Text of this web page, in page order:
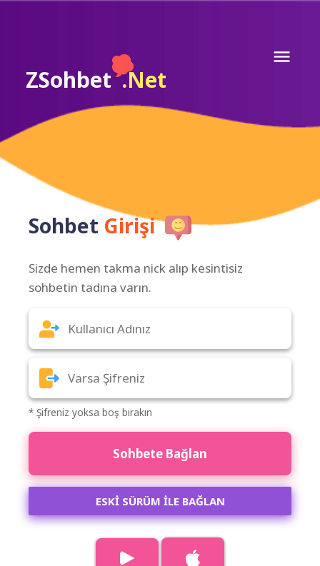
ZSohbet .Net
Sohbet Girişi
Sizde hemen takma nick alıp kesintisiz
sohbetin tadına varın.
* Şifreniz yoksa boş bırakın
Sohbete Bağlan
ESKİ SÜRÜM İLE BAĞLAN